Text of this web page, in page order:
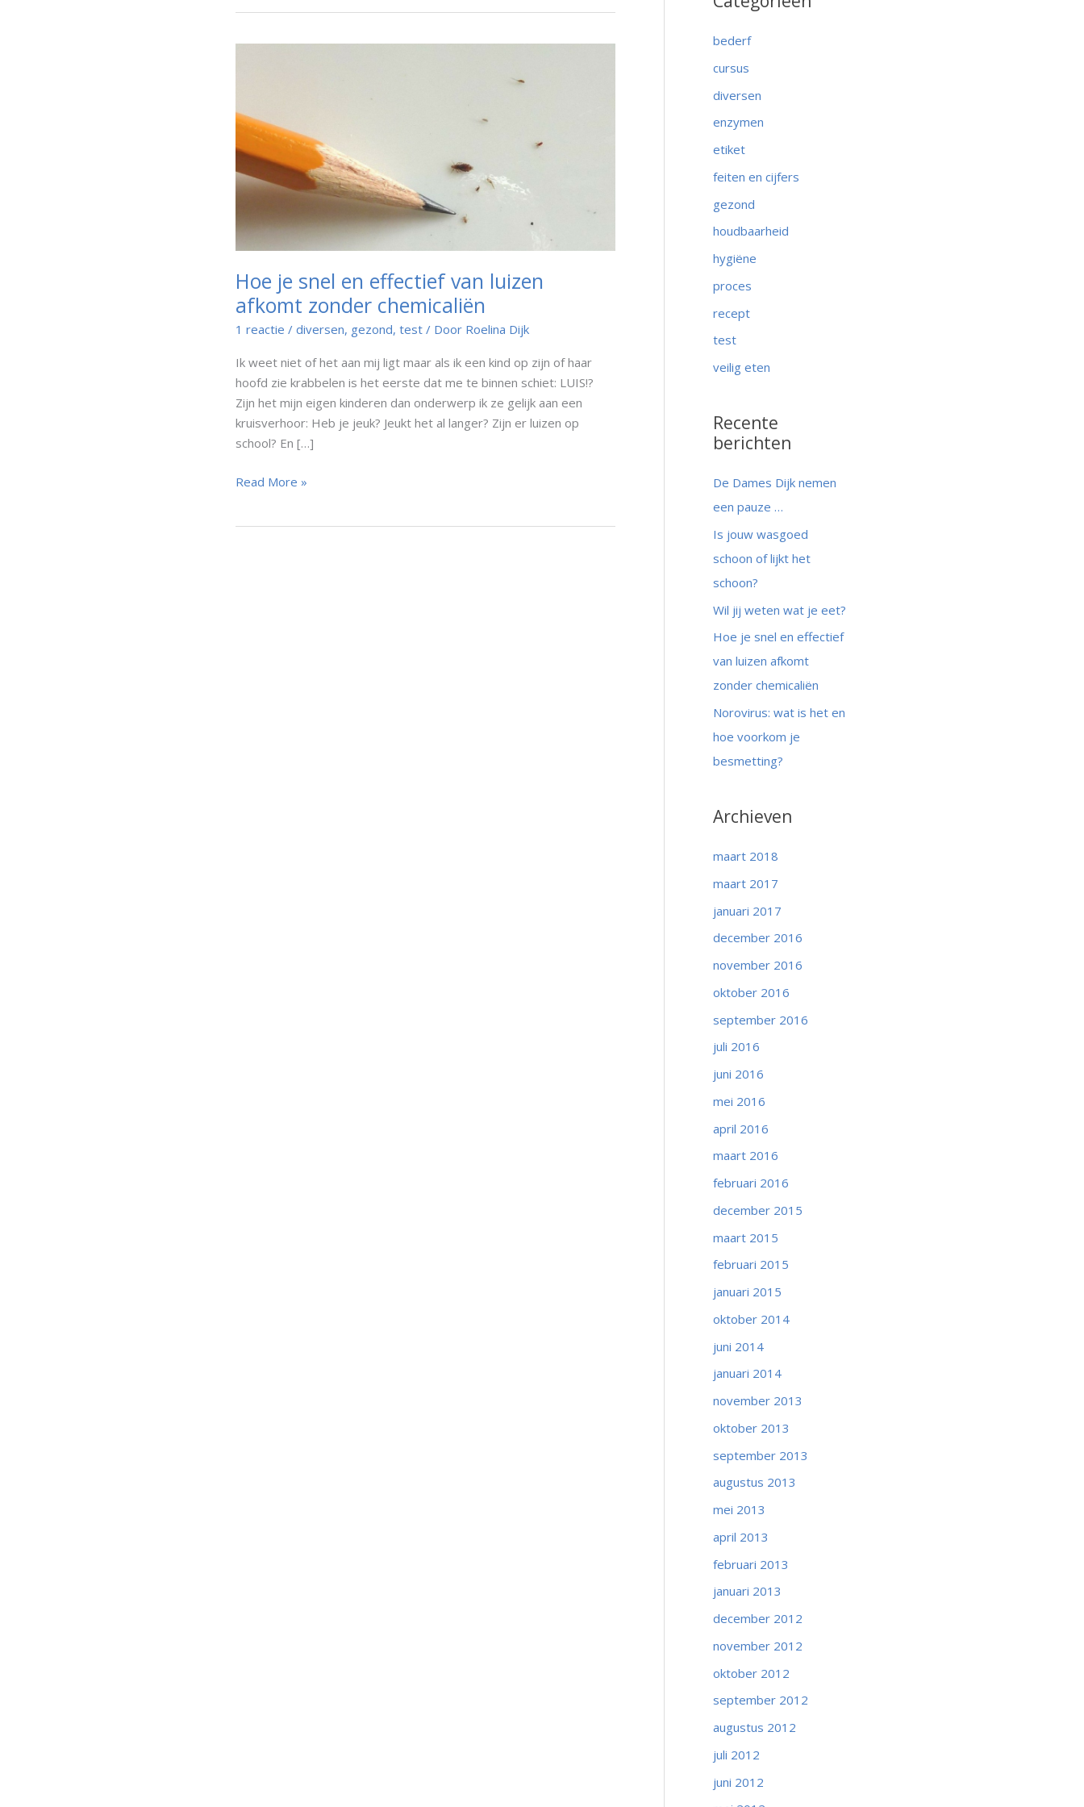
Hoe je snel en effectief van luizen
afkomt zonder chemicaliën
1 reactie / diversen, gezond, test / Door Roelina Dijk
Ik weet niet of het aan mij ligt maar als ik een kind op zijn of haar
hoofd zie krabbelen is het eerste dat me te binnen schiet: LUIS!?
Zijn het mijn eigen kinderen dan onderwerp ik ze gelijk aan een
kruisverhoor: Heb je jeuk? Jeukt het al langer? Zijn er luizen op
school? En […]
Hoe
Read More »
a
a
r
:
bederf
cursus
diversen
enzymen
etiket
feiten en cijfers
gezond
houdbaarheid
hygiëne
proces
recept
test
veilig eten
Recente
berichten
De Dames Dijk nemen
een pauze …
Is jouw wasgoed
schoon of lijkt het
schoon?
Wil jij weten wat je eet?
Hoe je snel en effectief
van luizen afkomt
zonder chemicaliën
Norovirus: wat is het en
hoe voorkom je
besmetting?
Archieven
maart 2018
maart 2017
januari 2017
december 2016
november 2016
oktober 2016
september 2016
juli 2016
juni 2016
mei 2016
april 2016
maart 2016
februari 2016
december 2015
maart 2015
februari 2015
januari 2015
oktober 2014
juni 2014
januari 2014
november 2013
oktober 2013
september 2013
augustus 2013
mei 2013
april 2013
februari 2013
januari 2013
december 2012
november 2012
oktober 2012
september 2012
augustus 2012
juli 2012
juni 2012